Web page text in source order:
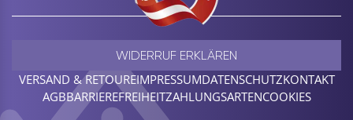
VERSAND & RETOUREIMPRESSUMDATENSCHUTZKONTAKT
AGBBARRIEREFREIHEITZAHLUNGSARTENCOOKIES
WIDERRUF ERKLÄREN